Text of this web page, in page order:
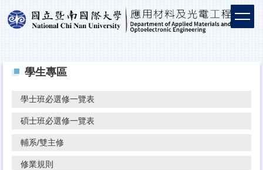
學生專區
學士班必選修一覽表
碩士班必選修一覽表
輔系/雙主修
修業規則